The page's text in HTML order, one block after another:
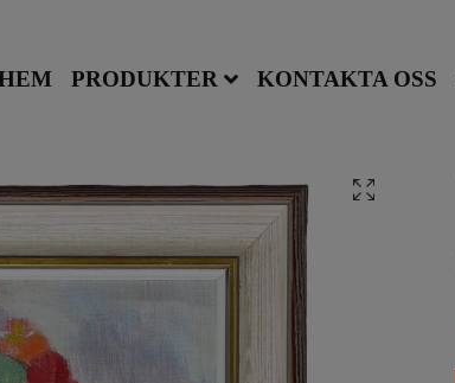
PRODUKTER KONTAKTA OSS